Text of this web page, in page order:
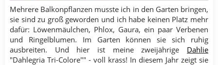
Mehrere Balkonpflanzen musste ich in den Garten bringen,
sie sind zu groß geworden und ich habe keinen Platz mehr
dafür: Löwenmäulchen, Phlox, Gaura, ein paar Verbenen
und Ringelblumen. Im Garten können sie sich ruhig
ausbreiten. Und hier ist meine zweijährige Dahlie
"Dahlegria Tri-Colore"" - voll krass! In diesem Jahr zeigt sie